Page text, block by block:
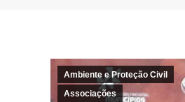
Ambiente e Proteção Civil
Associações